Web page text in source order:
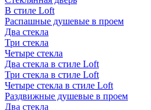
В стиле Loft
Распашные душевые в проем
Два стекла
Три стекла
Четыре стекла
Два стекла в стиле Loft
Три стекла в стиле Loft
Четыре стекла в стиле Loft
Раздвижные душевые в проем
Два стекла